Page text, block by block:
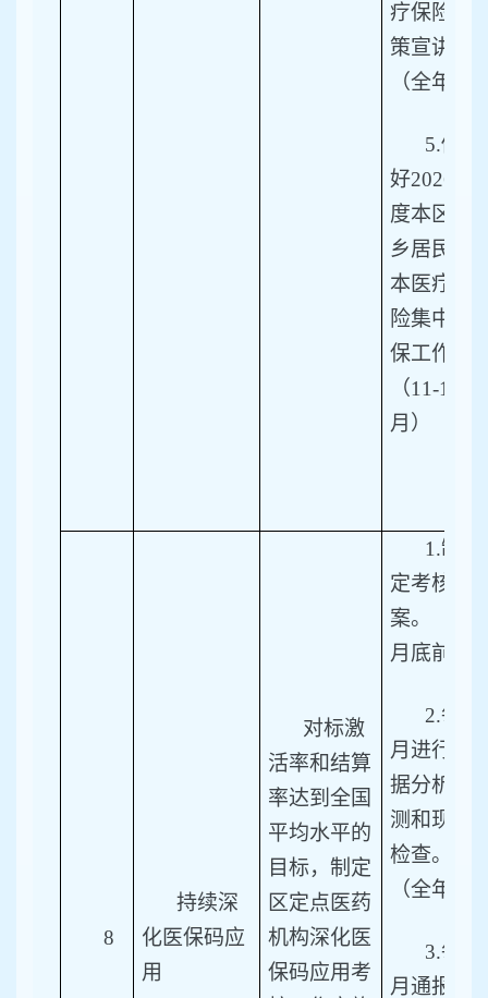
疗保险政
策宣讲。
（全年）
5.做
好2026年
度本区城
乡居民基
本医疗保
险集中参
保工作。
（11-12
月）
8
持续深
化医保码应
用
对标激
活率和结算
率达到全国
平均水平的
目标，制定
区定点医药
机构深化医
保码应用考
1.制
定考核方
案。（2
月底前）
2.每
月进行数
据分析监
测和现场
检查。
（全年）
3.每
月通报医